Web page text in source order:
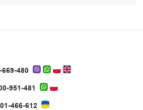
480
951-481
466-612